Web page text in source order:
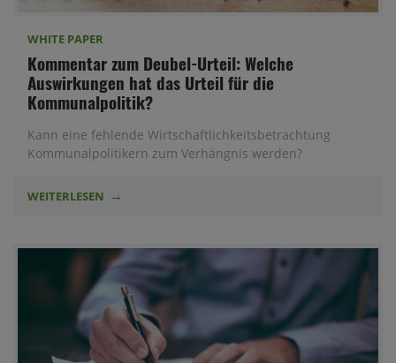
WHITE PAPER
Kommentar zum Deubel-Urteil: Welche
Auswirkungen hat das Urteil für die
Kommunalpolitik?
Kann eine fehlende Wirtschaftlichkeitsbetrachtung
Kommunalpolitikern zum Verhängnis werden?
WEITERLESEN